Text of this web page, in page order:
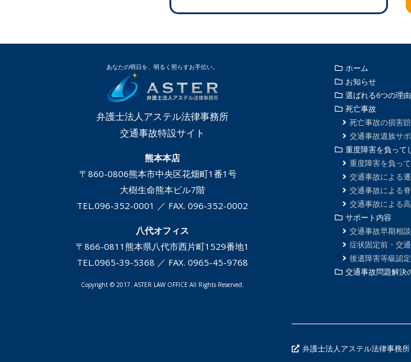
あなたの明日を、明るく照らすお手伝い。
弁護士法人アステル法律事務所
交通事故特設サイト
熊本本店
〒860-0806熊本市中央区花畑町1番1号
大樹生命熊本ビル7階
TEL.096-352-0001 ／ FAX. 096-352-0002
八代オフィス
〒866-0811 熊本県八代市西片町1529番地1
TEL.0965-39-5368 ／ FAX. 0965-45-9768
Copyright © 2017. ASTER LAW OFFICE All Rights Reserved.
ホーム
お知らせ
選ばれる6つの理由
死亡事故
死亡事故の損害
交通事故遺族サ
重度障害を負って
重度障害を負っ
交通事故による
交通事故による
交通事故による
サポート内容
交通事故早期相
症状固定前・交
後遺障害等級認
交通事故問題解決
弁護士法人アステル法律事務